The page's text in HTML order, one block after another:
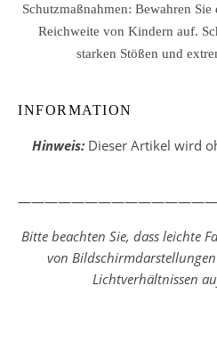
Schutzmaßnahmen: Bewahren
Reichweite von Kindern auf.
starken Stößen und
INFORMATION
Hinweis: Dieser Artikel wird
Bitte beachten Sie, dass leichte
von
Lichtverhältnissen